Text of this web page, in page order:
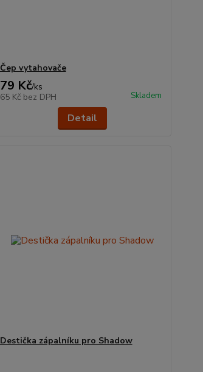
Čep vytahovače
79 Kč/ks
65 Kč bez DPH Skladem
Detail
Destička zápalníku pro Shadow